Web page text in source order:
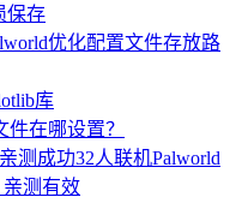
保存
优化配置文件存放路
库
在哪设置？
测成功32人联机Palworld
亲测有效